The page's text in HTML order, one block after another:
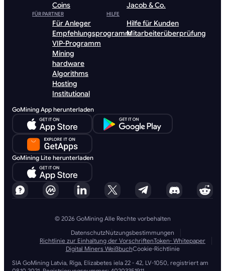
Coins
Jacob & Co.
FÜR PARTNER
Für Anleger
Empfehlungsprogramm
VIP-Programm
Mining
hardware
Algorithms
Hosting
Institutional
HILFE
Hilfe für Kunden
Mitarbeiterüberprüfung
GoMining App herunterladen
GoMining Lite herunterladen
© 2026 GoMining Alle Rechte vorbehalten
DatenschutzNutzungsbestimmungen
Richtlinie zur Einhaltung der VorschriftenToken- Whitepaper
Digital Miners WeißbuchCookie-Richtlinie
SIA GoMining Latvia, Rīga, Elizabetes iela 22 - 42, LV-1050, registriert am